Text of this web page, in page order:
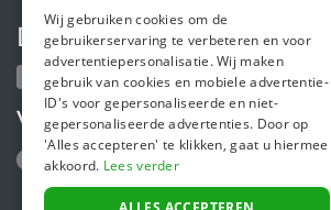
Deel ons
Volg ons
ENGLISH
Wij gebruiken cookies om de
gebruikerservaring te verbeteren en voor
advertentiepersonalisatie. Wij maken
gebruik van cookies en mobiele advertentie-
ID's voor gepersonaliseerde en niet-
gepersonaliseerde advertenties. Door op
'Alles accepteren' te klikken, gaat u hiermee
akkoord. Lees verder